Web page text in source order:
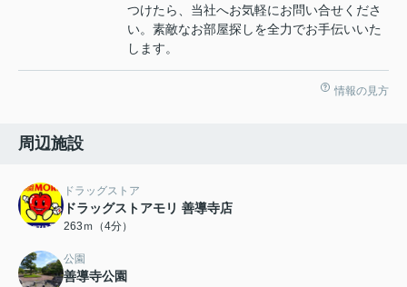
つけたら、当社へお気軽にお問い合せくださ
い。素敵なお部屋探しを全力でお手伝いいた
します。
情報の見方
周辺施設
ドラッグストア
ドラッグストアモリ 善導寺店
263ｍ（4分）
公園
善導寺公園